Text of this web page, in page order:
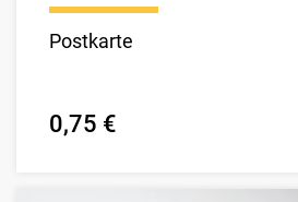
Postkarte
0,75 €